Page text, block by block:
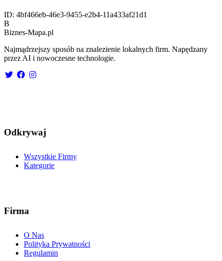
ID: 4bf466eb-46e3-9455-e2b4-11a433af21d1
B
Biznes-Mapa.pl
Najmądrzejszy sposób na znalezienie lokalnych firm. Napędzany
przez AI i nowoczesne technologie.
Odkrywaj
Wszystkie Firmy
Kategorie
Firma
O Nas
Polityka Prywatności
Regulamin